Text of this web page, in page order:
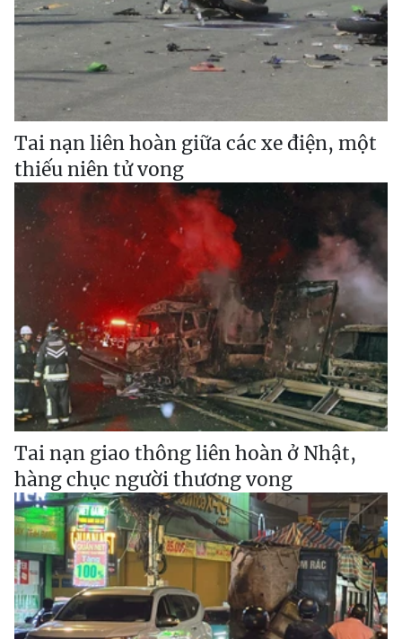
Tai nạn liên hoàn giữa các xe điện, một
thiếu niên tử vong
Tai nạn giao thông liên hoàn ở Nhật,
hàng chục người thương vong